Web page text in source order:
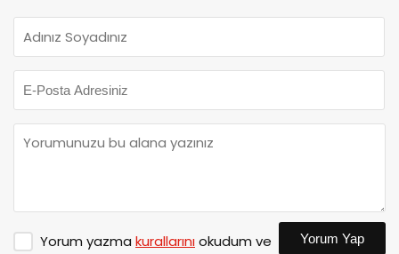
Yorum yazma kurallarınıokudum ve
Yorum Yap